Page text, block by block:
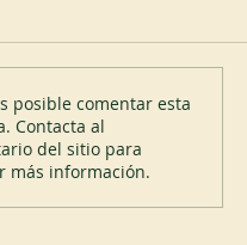
posible comentar esta
Contacta al
del sitio para
más información.